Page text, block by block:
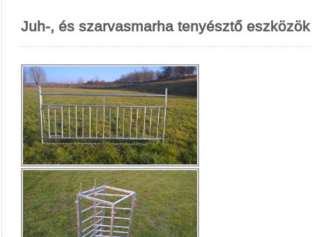
Juh-, és szarvasmarha tenyésztő eszközök